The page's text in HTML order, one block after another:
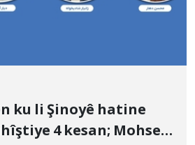
ku li Şinoyê hatine
4 kesan; Mohsen